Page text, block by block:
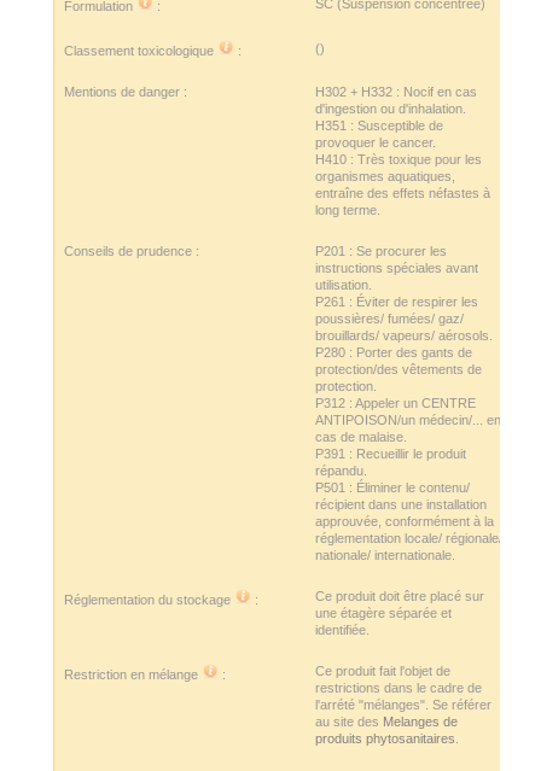
Formulation : SC (Suspension concentrée)
Classement toxicologique : ()
Mentions de danger :
H302 + H332 : Nocif en cas
d'ingestion ou d'inhalation.
H351 : Susceptible de
provoquer le cancer.
H410 : Très toxique pour les
organismes aquatiques,
entraîne des effets néfastes à
long terme.
Conseils de prudence :
P201 : Se procurer les
instructions spéciales avant
utilisation.
P261 : Éviter de respirer les
poussières/ fumées/ gaz/
brouillards/ vapeurs/ aérosols.
P280 : Porter des gants de
protection/des vêtements de
protection.
P312 : Appeler un CENTRE
ANTIPOISON/un médecin/... en
cas de malaise.
P391 : Recueillir le produit
répandu.
P501 : Éliminer le contenu/
récipient dans une installation
approuvée, conformément à la
réglementation locale/ régionale/
nationale/ internationale.
Réglementation du stockage :
Ce produit doit être placé sur
une étagère séparée et
identifiée.
Restriction en mélange :
Ce produit fait l'objet de
restrictions dans le cadre de
l'arrété "mélanges". Se référer
au site des Melanges de
produits phytosanitaires